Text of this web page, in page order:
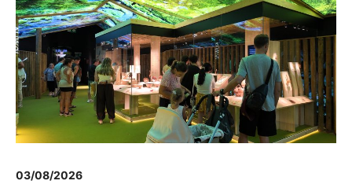
03/08/2026